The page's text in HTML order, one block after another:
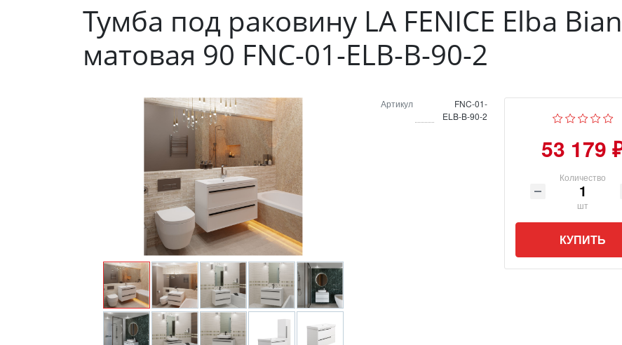
Тумба под раковину LA FENICE Elba
матовая 90 FNC-01-ELB-B-90-2
Артикул
FNC-01-
ELB-B-90-2
53 179
Количество
шт
КУПИТЬ